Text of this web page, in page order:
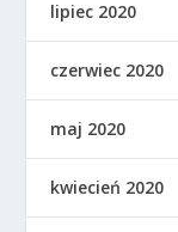
lipiec 2020
czerwiec 2020
maj 2020
kwiecień 2020